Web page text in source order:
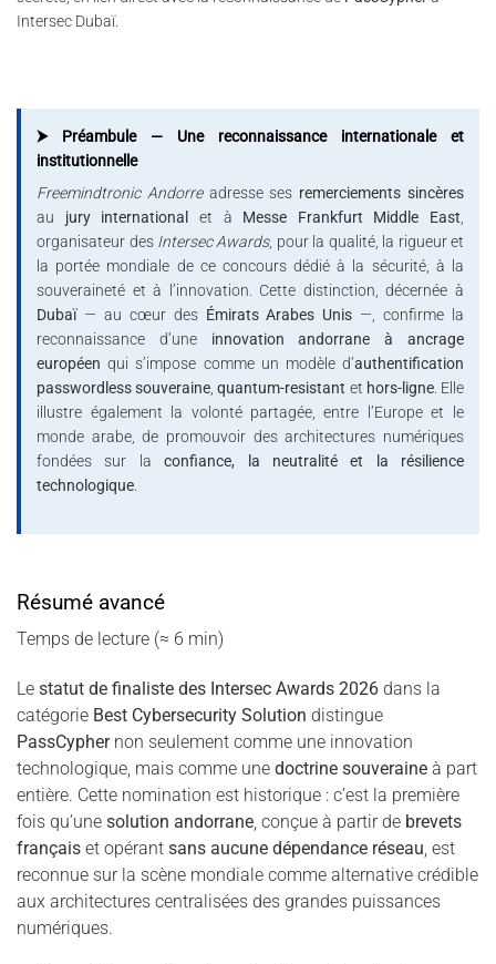
Intersec Dubaï.
⮞ Préambule — Une reconnaissance internationale et
institutionnelle
Freemindtronic Andorreadresse ses remerciements sincères
au jury international et à Messe Frankfurt Middle East,
organisateur des Intersec Awards, pour la qualité, la rigueur et
la portée mondiale de ce concours dédié à la sécurité, à la
souveraineté et à l’innovation. Cette distinction, décernée à
Dubaï— au cœur des Émirats Arabes Unis —, confirme la
reconnaissance d’une innovation andorrane à ancrage
européen qui s’impose comme un modèle d’authentification
passwordless souveraine,quantum-resistant et hors-ligne. Elle
illustre également la volonté partagée, entre l’Europe et le
monde arabe, de promouvoir des architectures numériques
fondées sur laconfiance, la neutralité et la résilience
technologique.
Résumé avancé
Temps de lecture (≈ 6 min)
Le statut de finaliste des Intersec Awards 2026 dans la
catégorie Best Cybersecurity Solution distingue
PassCyphernon seulement comme une innovation
technologique, mais comme une doctrine souveraine à part
entière. Cette nomination est historique : c’est la première
fois qu’une solution andorrane, conçue à partir de brevets
français et opérant sans aucune dépendance réseau, est
reconnue sur la scène mondiale comme alternative crédible
aux architectures centralisées des grandes puissances
numériques.